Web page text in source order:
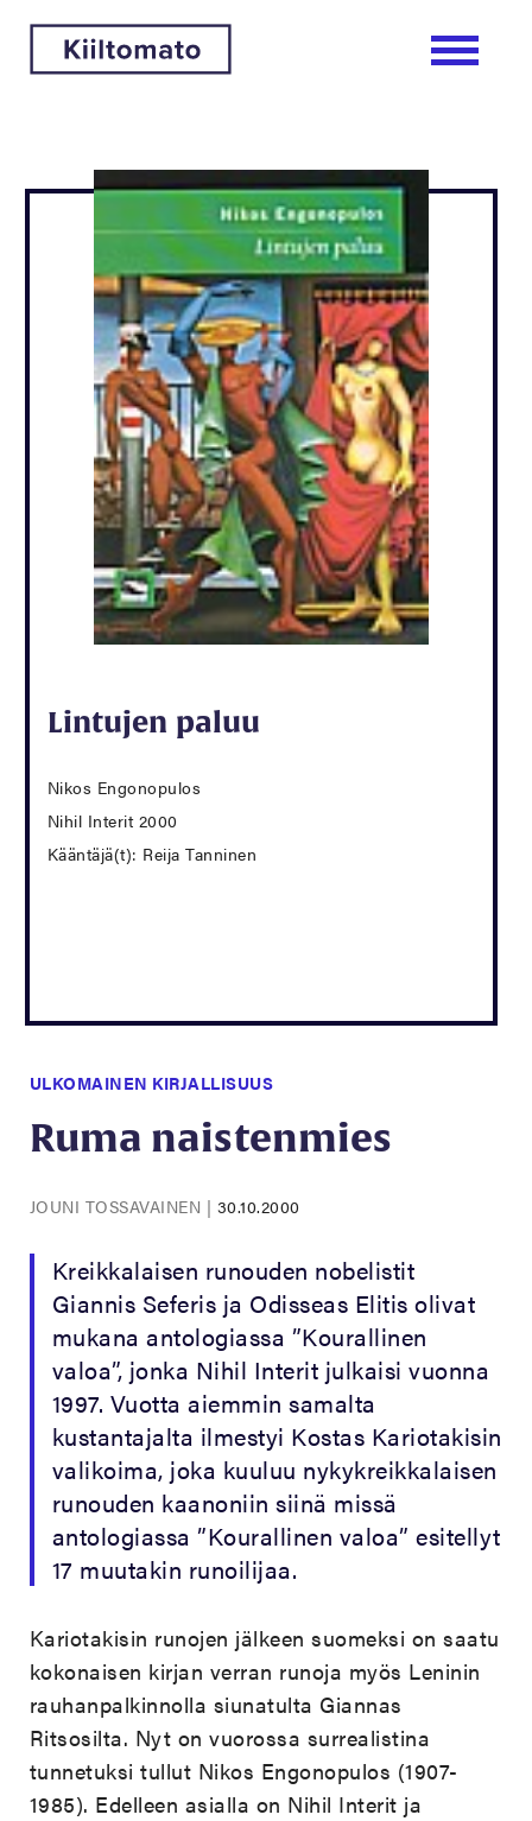
Lintujen paluu
Nikos Engonopulos
Nihil Interit 2000
Kääntäjä(t): Reija Tanninen
ULKOMAINEN KIRJALLISUUS
Ruma naistenmies
JOUNI TOSSAVAINEN | 30.10.2000
Kreikkalaisen runouden nobelistit
Giannis Seferis ja Odisseas Elitis olivat
mukana antologiassa ”Kourallinen
valoa”, jonka Nihil Interit julkaisi vuonna
1997. Vuotta aiemmin samalta
kustantajalta ilmestyi Kostas Kariotakisin
valikoima, joka kuuluu nykykreikkalaisen
runouden kaanoniin siinä missä
antologiassa ”Kourallinen valoa” esitellyt
17 muutakin runoilijaa.
Kariotakisin runojen jälkeen suomeksi on saatu
kokonaisen kirjan verran runoja myös Leninin
rauhanpalkinnolla siunatulta Giannas
Ritsosilta. Nyt on vuorossa surrealistina
tunnetuksi tullut Nikos Engonopulos (1907-
1985). Edelleen asialla on Nihil Interit ja